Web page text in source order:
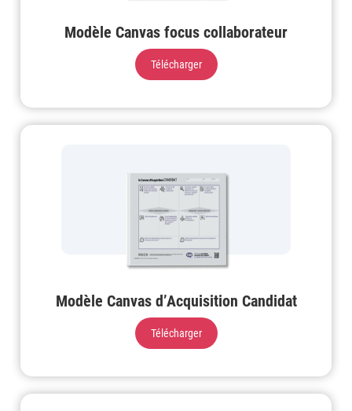
Modèle Canvas focus collaborateur
Télécharger
Modèle Canvas d’Acquisition Candidat
Télécharger